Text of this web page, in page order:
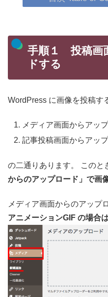
手順１ 投稿画
ドする
WordPress に画像を投稿す
メディア画面からアッ
記事投稿画面からアッ
の二通りあります。 このと
からのアップロード」で画
メディア画面からのアップ
アニメーションGIF の場合